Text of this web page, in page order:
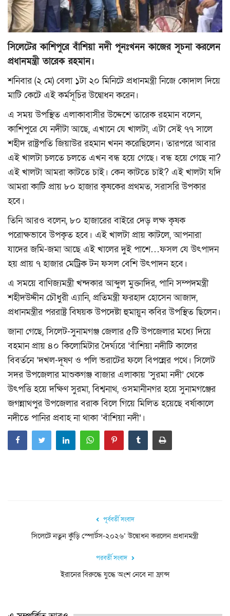
মুক্তমত
প্রবাস
সংবাদ বিজ্ঞপ্তি
সাহিত্য
প্রযুক্তি
জাষ্ট হেল্প চ্যারিটি
স্বাস্থ্য
খেলাধুলা
বিনোদন
ক্যাম্পাস
লাইফস্টাইল
যোগাযোগ
ধর্ম ও জীবন
ভিডিও
রকমারি
ফটোগ্যালারী
আমাদের পরিবার
সিলেটের কাশিপুরে বাঁশিয়া নদী পূনঃখনন কাজের সূচনা করলেন
প্রধানমন্ত্রী তারেক রহমান।
শনিবার (২ মে) বেলা ১টা ২০ মিনিটে প্রধানমন্ত্রী নিজে কোদাল দিয়ে
মাটি কেটে এই কর্মসূচির উদ্বোধন করেন।
এ সময় উপস্থিত এলাকাবাসীর উদ্দেশে তারেক রহমান বলেন,
কাশিপুরে যে নদীটা আছে, এখানে যে খালটা, এটা সেই ৭৭ সালে
শহীদ রাষ্ট্রপতি জিয়াউর রহমান খনন করেছিলেন। তারপরে আবার
এই খালটা চলতে চলতে এখন বন্ধ হয়ে গেছে। বন্ধ হয়ে গেছে না?
এই খালটা আমরা কাটতে চাই। কেন কাটতে চাই? এই খালটা যদি
আমরা কাটি প্রায় ৮০ হাজার কৃষকের প্রথমত, সরাসরি উপকার
হবে।
তিনি আরও বলেন, ৮০ হাজারের বাইরে দেড় লক্ষ কৃষক
পরোক্ষভাবে উপকৃত হবে। এই খালটা প্রায় কাটলে, আপনারা
যাদের জমি-জমা আছে এই খালের দুই পাশে…ফসল যে উৎপাদন
হয় প্রায় ৭ হাজার মেট্রিক টন ফসল বেশি উৎপাদন হবে।
এ সময়ে বাণিজ্যমন্ত্রী খন্দকার আব্দুল মুক্তাদির, পানি সম্পদমন্ত্রী
শহীদউদ্দীন চৌধুরী এ্যানি, প্রতিমন্ত্রী ফরহাদ হোসেন আজাদ,
প্রধানমন্ত্রীর পররাষ্ট্র বিষয়ক উপদেষ্টা হুমায়ুন কবির উপস্থিত ছিলেন।
জানা গেছে, সিলেট-সুনামগঞ্জ জেলার ৫টি উপজেলার মধ্যে দিয়ে
বহমান প্রায় ৪০ কিলোমিটার দৈর্ঘ্যরে ‘বাঁশিয়া নদীটি কালের
বিবর্তনে ‘দখল-দূষণ ও পলি ভরাটের ফলে বিপন্নের পথে। সিলেট
সদর উপজেলার মাশুকগঞ্জ বাজার এলাকায় ‘সুরমা নদী’ থেকে
উৎপত্তি হয়ে দক্ষিণ সুরমা, বিশ্বনাথ, ওসমানীনগর হয়ে সুনামগঞ্জের
জগন্নাথপুর উপজেলার বরাক বিলে গিয়ে মিলিত হয়েছে বর্ষাকালে
নদীতে পানির প্রবাহ না থাকা ‘বাঁশিয়া নদী’।
পূর্ববর্তী সংবাদ
সিলেটে নতুন কুঁড়ি স্পোর্টস-২০২৬’ উদ্বোধন করলেন প্রধানমন্ত্রী
পরবর্তী সংবাদ
ইরানের বিরুদ্ধে যুদ্ধে অংশ নেবে না ফ্রান্স